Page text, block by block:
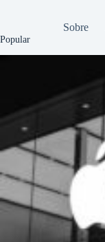
Sobre
Popular